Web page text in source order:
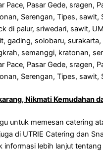
di palur, sriwedari, sawit,
gading, solobaru,
semanggi, kratonan,
Pace, Pasar Gede, sragen,
Serengan, Tipes, sawit,
Nikmati Kemudahan
untuk memesan catering
di UTRIE Catering dan
informasi lebih lanjut